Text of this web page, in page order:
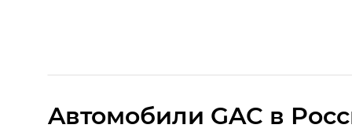
Aвтомобили GAC в